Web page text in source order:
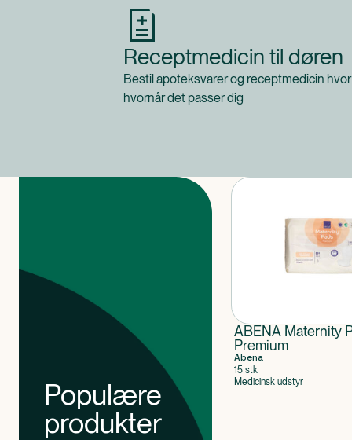
Receptmedicin til døren
Bestil apoteksvarer og receptmedicin
hvornår det passer dig
Populære
produkter
ABENA Maternity
Premium
Abena
15 stk
Medicinsk udstyr